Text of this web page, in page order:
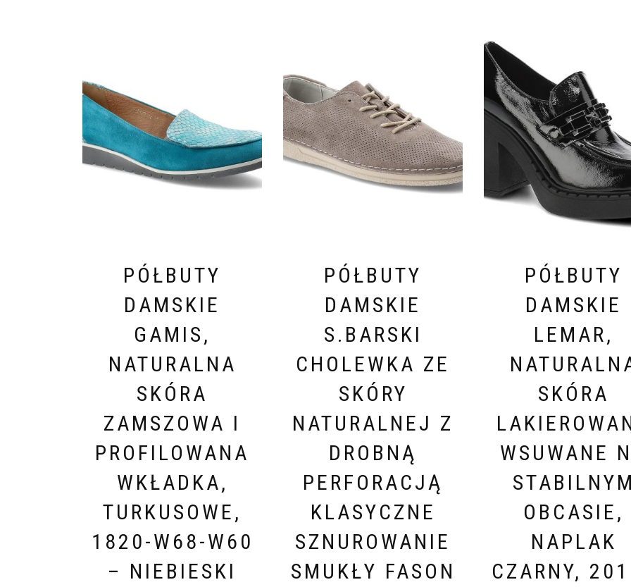
PÓŁBUTY
DAMSKIE
GAMIS,
NATURALNA
SKÓRA
ZAMSZOWA I
PROFILOWANA
WKŁADKA,
TURKUSOWE,
1820-W68-W60
– NIEBIESKI
PÓŁBUTY
DAMSKIE
S.BARSKI
CHOLEWKA ZE
SKÓRY
NATURALNEJ Z
DROBNĄ
PERFORACJĄ
KLASYCZNE
SZNUROWANIE
SMUKŁY FASON
PÓŁBUTY
DAMSKIE
LEMAR,
SKÓRA
WSUWANE
OBCASIE,
NAPLAK
CZARNY,